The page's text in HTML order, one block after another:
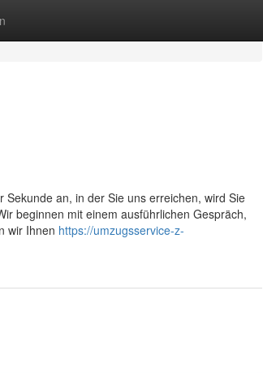
an, in der Sie uns erreichen, wird Sie
beginnen mit einem ausführlichen Gespräch,
wir Ihnen https://umzugsservice-z-